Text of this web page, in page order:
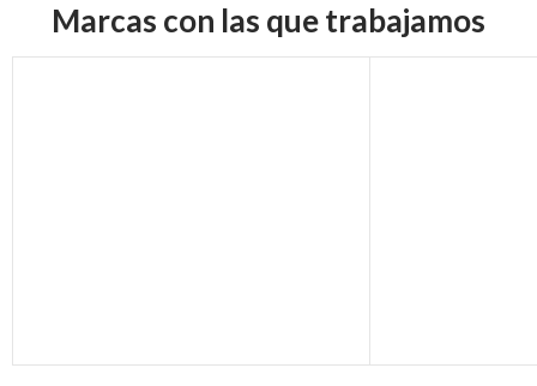
Marcas con las que trabajamos